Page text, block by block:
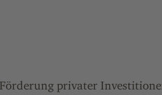
privater